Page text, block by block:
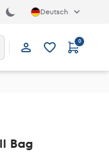
Deutsch
Anmelden
0
Bag